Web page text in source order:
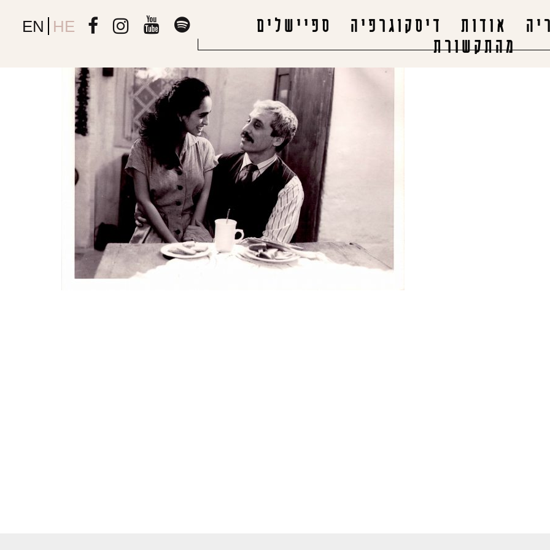
EN HE אודות דיסקוגרפיה
ספיישלים
מהתקשורת